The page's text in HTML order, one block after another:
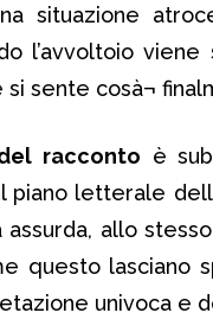
situazione
l’avvoltoio
sente cosà¬
racconto è
piano letterale
allo
questo lasciano
univoca e